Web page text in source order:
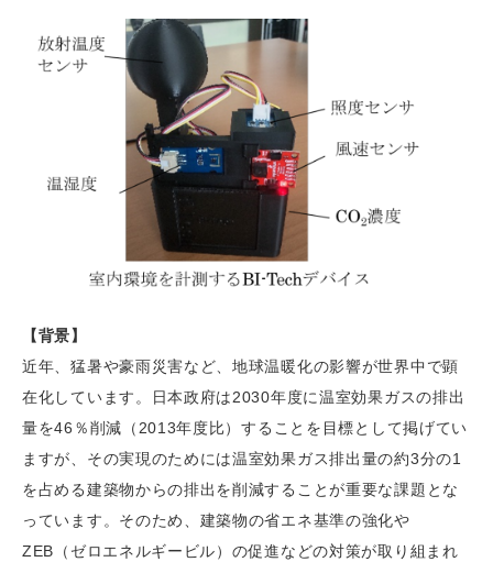
【背景】
近年、猛暑や豪雨災害など、地球温暖化の影響が世界中で顕
在化しています。日本政府は2030年度に温室効果ガスの排出
量を46％削減（2013年度比）することを目標として掲げてい
ますが、その実現のためには温室効果ガス排出量の約3分の1
を占める建築物からの排出を削減することが重要な課題とな
っています。そのため、建築物の省エネ基準の強化や
ZEB（ゼロエネルギービル）の促進などの対策が取り組まれ